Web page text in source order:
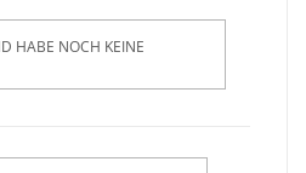
HABE NOCH KEINE